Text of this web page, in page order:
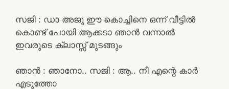
സജി : ഡാ അജു ഈ കൊച്ചിനെ ഒന്ന് വീട്ടിൽ
കൊണ്ട് പോയി ആക്കടാ ഞാൻ വന്നാൽ
ഇവരുടെ ക്ലാസ്സ്‌ മുടങ്ങും
ഞാൻ : ഞാനോ.. സജി : ആ.. നീ എന്റെ കാർ
എടുത്തോ